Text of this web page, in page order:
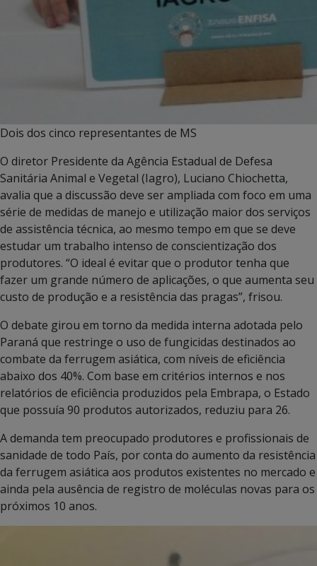
Dois dos cinco representantes de MS
O diretor Presidente da Agência Estadual de Defesa
Sanitária Animal e Vegetal (Iagro), Luciano Chiochetta,
avalia que a discussão deve ser ampliada com foco em uma
série de medidas de manejo e utilização maior dos serviços
de assistência técnica, ao mesmo tempo em que se deve
estudar um trabalho intenso de conscientização dos
produtores. “O ideal é evitar que o produtor tenha que
fazer um grande número de aplicações, o que aumenta seu
custo de produção e a resistência das pragas”, frisou.
O debate girou em torno da medida interna adotada pelo
Paraná que restringe o uso de fungicidas destinados ao
combate da ferrugem asiática, com níveis de eficiência
abaixo dos 40%. Com base em critérios internos e nos
relatórios de eficiência produzidos pela Embrapa, o Estado
que possuía 90 produtos autorizados, reduziu para 26.
A demanda tem preocupado produtores e profissionais de
sanidade de todo País, por conta do aumento da resistência
da ferrugem asiática aos produtos existentes no mercado e
ainda pela ausência de registro de moléculas novas para os
próximos 10 anos.